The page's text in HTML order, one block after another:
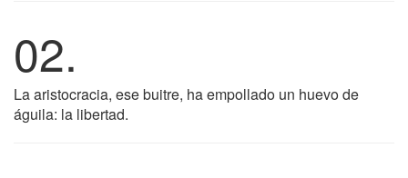
02.
La aristocracia, ese buitre, ha empollado un huevo de
águila: la libertad.